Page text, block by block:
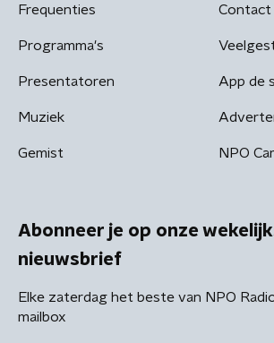
Frequenties
Programma's
Presentatoren
Muziek
Gemist
Contact
App de
NPO
Abonneer je op onze
nieuwsbrief
Elke zaterdag het beste van NPO
mailbox